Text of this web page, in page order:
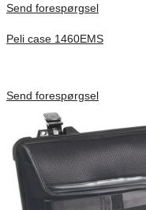
Send forespørgsel
Peli case 1460EMS
Send forespørgsel